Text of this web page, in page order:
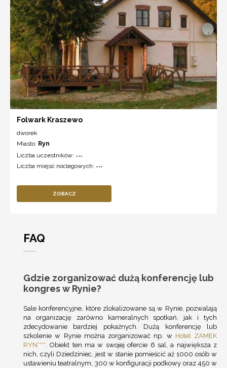
Folwark Kraszewo
dworek
Miasto: Ryn
Liczba uczestników: ---
Liczba miejsc noclegowych: ---
ZOBACZ
FAQ
Gdzie zorganizować dużą konferencję lub
kongres w Rynie?
Sale konferencyjne, które zlokalizowane są w Rynie, pozwalają
na organizację zarówno kameralnych spotkań, jak i tych
zdecydowanie bardziej pokaźnych. Dużą konferencję lub
szkolenie w Rynie można zorganizować np. w Hotel ZAMEK
RYN****. Obiekt ten ma w swojej ofercie 6 sal, a największa z
nich, czyli Dziedziniec, jest w stanie pomieścić aż 1000 osób w
ustawieniu teatralnym, 300 w konfiguracji podkowy oraz 450 w